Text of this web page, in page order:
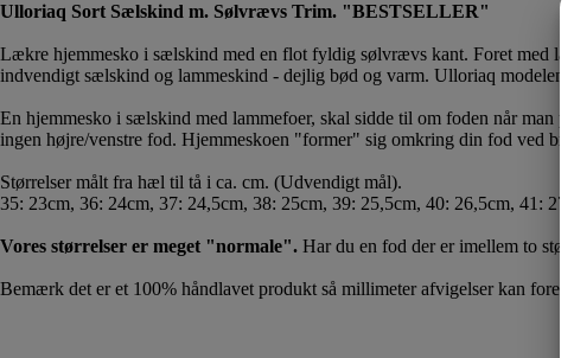
Ulloriaq Sort Sælskind m. Sølvrævs Trim. "BESTSELLER"
Lækre hjemmesko i sælskind med en flot fyldig sølvrævs kant. Foret med
indvendigt sælskind og lammeskind - dejlig bød og varm. Ulloriaq modelen
En hjemmesko i sælskind med lammefoer, skal sidde til om foden når man
ingen højre/venstre fod. Hjemmeskoen "former" sig omkring din fod ved
Størrelser målt fra hæl til tå i ca. cm. (Udvendigt mål).
35: 23cm, 36: 24cm, 37: 24,5cm, 38: 25cm, 39: 25,5cm, 40: 26,5cm, 41:
Vores størrelser er meget "normale". Har du en fod der er imellem to
Bemærk det er et 100% håndlavet produkt så millimeter afvigelser kan